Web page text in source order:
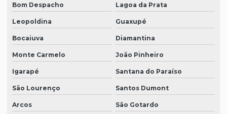
Bom Despacho Lagoa da Prata
Leopoldina Guaxupé
Bocaiuva Diamantina
Monte Carmelo João Pinheiro
Igarapé Santana do Paraíso
São Lourenço Santos Dumont
Arcos São Gotardo